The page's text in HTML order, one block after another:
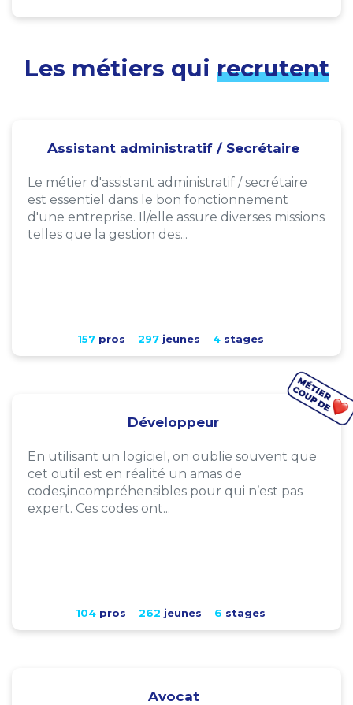
Les métiers qui recrutent
Assistant administratif / Secrétaire
Le métier d'assistant administratif / secrétaire
est essentiel dans le bon fonctionnement
d'une entreprise. Il/elle assure diverses missions
telles que la gestion des...
157pros 297jeunes 4stages
Développeur
En utilisant un logiciel, on oublie souvent que
cet outil est en réalité un amas de
codes,incompréhensibles pour qui n’est pas
expert. Ces codes ont...
104pros 262 jeunes 6 stages
Avocat